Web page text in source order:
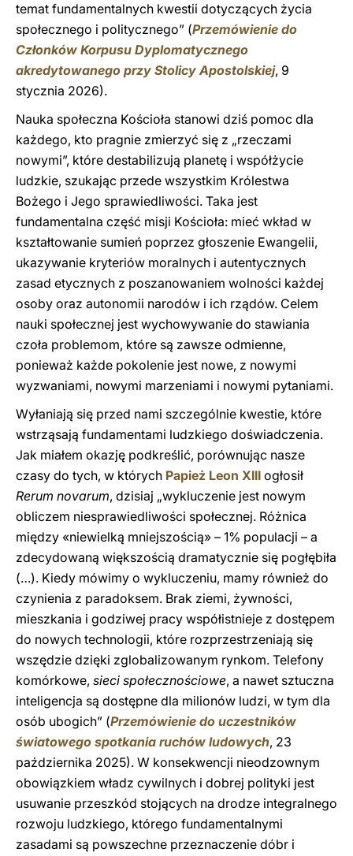
temat fundamentalnych kwestii dotyczących życia
społecznego i politycznego” (Przemówienie do
Członków Korpusu Dyplomatycznego
akredytowanego przy Stolicy Apostolskiej, 9
stycznia 2026).
Nauka społeczna Kościoła stanowi dziś pomoc dla
każdego, kto pragnie zmierzyć się z „rzeczami
nowymi”, które destabilizują planetę i współżycie
ludzkie, szukając przede wszystkim Królestwa
Bożego i Jego sprawiedliwości. Taka jest
fundamentalna część misji Kościoła: mieć wkład w
kształtowanie sumień poprzez głoszenie Ewangelii,
ukazywanie kryteriów moralnych i autentycznych
zasad etycznych z poszanowaniem wolności każdej
osoby oraz autonomii narodów i ich rządów. Celem
nauki społecznej jest wychowywanie do stawiania
czoła problemom, które są zawsze odmienne,
ponieważ każde pokolenie jest nowe, z nowymi
wyzwaniami, nowymi marzeniami i nowymi pytaniami.
Wyłaniają się przed nami szczególnie kwestie, które
wstrząsają fundamentami ludzkiego doświadczenia.
Jak miałem okazję podkreślić, porównując nasze
czasy do tych, w których Papież Leon XIII ogłosił
Rerum novarum, dzisiaj „wykluczenie jest nowym
obliczem niesprawiedliwości społecznej. Różnica
między «niewielką mniejszością» – 1% populacji – a
zdecydowaną większością dramatycznie się pogłębiła
(…). Kiedy mówimy o wykluczeniu, mamy również do
czynienia z paradoksem. Brak ziemi, żywności,
mieszkania i godziwej pracy współistnieje z dostępem
do nowych technologii, które rozprzestrzeniają się
wszędzie dzięki zglobalizowanym rynkom. Telefony
komórkowe, sieci społecznościowe, a nawet sztuczna
inteligencja są dostępne dla milionów ludzi, w tym dla
osób ubogich” (Przemówienie do uczestników
światowego spotkania ruchów ludowych, 23
października 2025). W konsekwencji nieodzownym
obowiązkiem władz cywilnych i dobrej polityki jest
usuwanie przeszkód stojących na drodze integralnego
rozwoju ludzkiego, którego fundamentalnymi
zasadami są powszechne przeznaczenie dóbr i